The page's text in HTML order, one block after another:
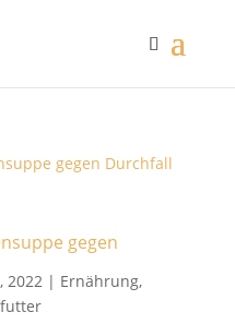
gegen
2022| Ernährung,